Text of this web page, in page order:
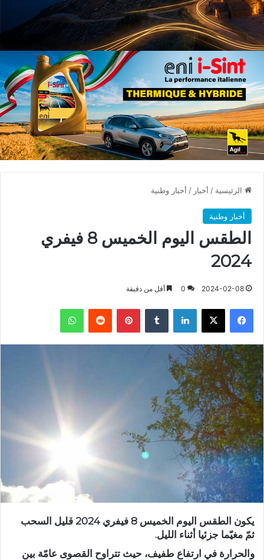
الرئيسية / أخبار / أخبار وطنية
أخبار وطنية
الطقس اليوم الخميس 8 فيفري
2024
2024-02-08
0 أقل من دقيقة
فيسبوك X لينكدإن بينتيريست واتساب
يكون الطقس اليوم الخميس 8 فيفري 2024 قليل السحب
ثمّ مغيّما جزئيا أثناء الليل.
والحرارة في ارتفاع طفيف، حيث تتراوح القصوى عامّة بين